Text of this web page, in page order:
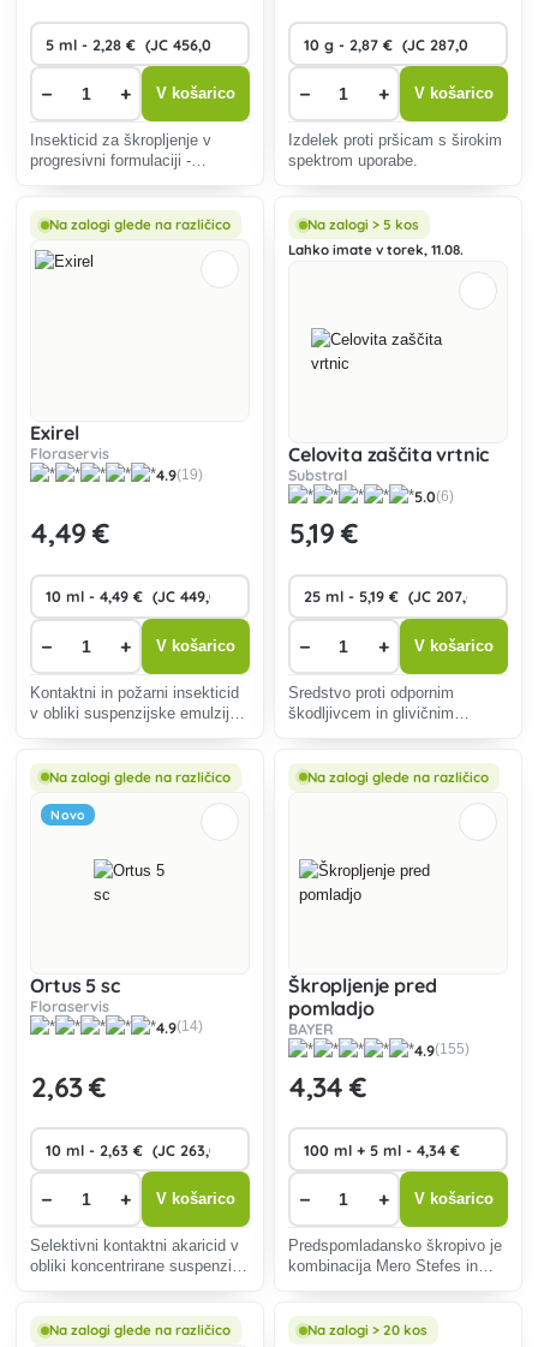
− + V košarico
Insekticid za škropljenje v
progresivni formulaciji -
pred škodljivci iz vrst sesalcev
in jedkih živali.
− + V košarico
Izdelek proti pršicam s širokim
spektrom uporabe.
Na zalogi glede na različico
Exirel
Floraservis
4.9(19)
4,49 €
− + V košarico
Kontaktni in požarni insekticid
v obliki suspenzijske emulzije
korozivnimi in sesalnimi
škodljivci.
Na zalogi > 5 kos
Lahko imate v torek, 11.08.
Celovita zaščita vrtnic
Substral
5.0(6)
5,19 €
− + V košarico
Sredstvo proti odpornim
škodljivcem in glivičnim
fungicidni sistemski učinek.
Na zalogi glede na različico
Novo
Ortus 5 sc
Floraservis
4.9(14)
2,63 €
− + V košarico
Selektivni kontaktni akaricid v
obliki koncentrirane suspenzije
zaščito hmelja pred hmeljevo
Na zalogi glede na različico
Škropljenje pred
pomladjo
BAYER
4.9(155)
4,34 €
− + V košarico
Predspomladansko škropivo je
kombinacija Mero Stefes in
sadnega in okrasnega drevja
Na zalogi glede na različico
Na zalogi > 20 kos